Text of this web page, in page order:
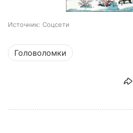
Источник: Соцсети
Головоломки